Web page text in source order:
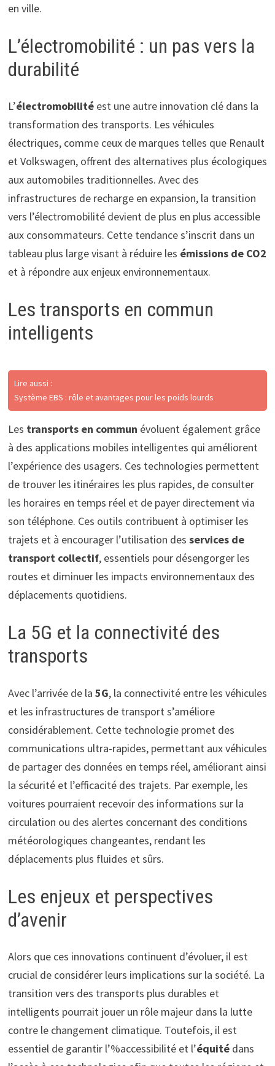
en ville.
L’électromobilité : un pas vers la
durabilité
L’électromobilitéest une autre innovation clé dans la
transformation des transports. Les véhicules
électriques, comme ceux de marques telles que Renault
et Volkswagen, offrent des alternatives plus écologiques
aux automobiles traditionnelles. Avec des
infrastructures de recharge en expansion, la transition
vers l’électromobilité devient de plus en plus accessible
aux consommateurs. Cette tendance s’inscrit dans un
tableau plus large visant à réduire les émissions de CO2
et à répondre aux enjeux environnementaux.
Les transports en commun
intelligents
Lire aussi :
Système EBS : rôle et avantages pour les poids lourds
Les transports en commun évoluent également grâce
à des applications mobiles intelligentes qui améliorent
l’expérience des usagers. Ces technologies permettent
de trouver les itinéraires les plus rapides, de consulter
les horaires en temps réel et de payer directement via
son téléphone. Ces outils contribuent à optimiser les
trajets et à encourager l’utilisation des services de
transport collectif, essentiels pour désengorger les
routes et diminuer les impacts environnementaux des
déplacements quotidiens.
La 5G et la connectivité des
transports
Avec l’arrivée de la 5G, la connectivité entre les véhicules
et les infrastructures de transport s’améliore
considérablement. Cette technologie promet des
communications ultra-rapides, permettant aux véhicules
de partager des données en temps réel, améliorant ainsi
la sécurité et l’efficacité des trajets. Par exemple, les
voitures pourraient recevoir des informations sur la
circulation ou des alertes concernant des conditions
météorologiques changeantes, rendant les
déplacements plus fluides et sûrs.
Les enjeux et perspectives
d’avenir
Alors que ces innovations continuent d’évoluer, il est
crucial de considérer leurs implications sur la société. La
transition vers des transports plus durables et
intelligents pourrait jouer un rôle majeur dans la lutte
contre le changement climatique. Toutefois, il est
essentiel de garantir l’%accessibilité et l’équitédans